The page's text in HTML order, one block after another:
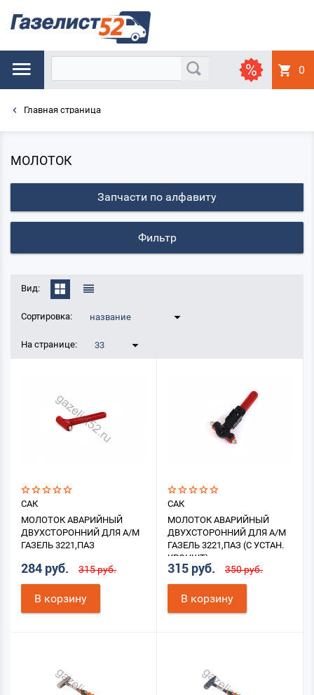
0
Главная страница
МОЛОТОК
Запчасти по алфавиту
Фильтр
Вид:
Сортировка: название
На странице: 33
САК
МОЛОТОК АВАРИЙНЫЙ
ДВУХСТОРОННИЙ ДЛЯ А/М
ГАЗЕЛЬ 3221,ПАЗ
284 руб. 315 руб.
В корзину
САК
МОЛОТОК АВАРИЙНЫЙ
ДВУХСТОРОННИЙ ДЛЯ А/М
ГАЗЕЛЬ 3221,ПАЗ (С УСТАН.
КРОНШТ)
315 руб. 350 руб.
В корзину